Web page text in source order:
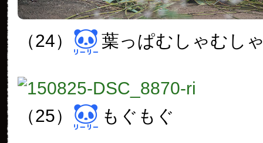
（24） 葉っぱむしゃむし
（25） もぐもぐ